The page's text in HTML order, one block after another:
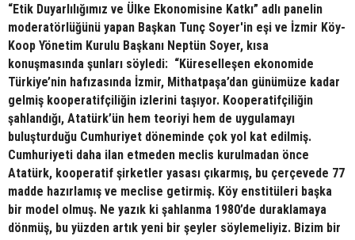
“Etik Duyarlılığımız ve Ülke Ekonomisine Katkı” adlı panelin
moderatörlüğünü yapan Başkan Tunç Soyer'in eşi ve İzmir Köy-
Koop Yönetim Kurulu Başkanı Neptün Soyer, kısa
konuşmasında şunları söyledi: “Küreselleşen ekonomide
Türkiye’nin hafızasında İzmir, Mithatpaşa’dan günümüze kadar
gelmiş kooperatifçiliğin izlerini taşıyor. Kooperatifçiliğin
şahlandığı, Atatürk’ün hem teoriyi hem de uygulamayı
buluşturduğu Cumhuriyet döneminde çok yol kat edilmiş.
Cumhuriyeti daha ilan etmeden meclis kurulmadan önce
Atatürk, kooperatif şirketler yasası çıkarmış, bu çerçevede 77
madde hazırlamış ve meclise getirmiş. Köy enstitüleri başka
bir model olmuş. Ne yazık ki şahlanma 1980’de duraklamaya
dönmüş, bu yüzden artık yeni bir şeyler söylemeliyiz. Bizim bir